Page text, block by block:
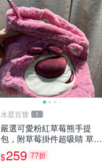
水星百貨 1
嚴選可愛粉紅草莓熊手提
包，附草莓掛件超吸睛 草莓
熊手提包 草莓掛件 可愛port
unese
$259 77折